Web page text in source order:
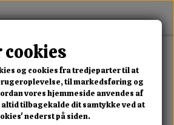
Skyline Luxe Sneaker
og cookies fra tredjeparter til at
til markedsføring og
vores hjemmeside anvendes af
altid tilbagekalde dit samtykke ved at
nederst på siden.